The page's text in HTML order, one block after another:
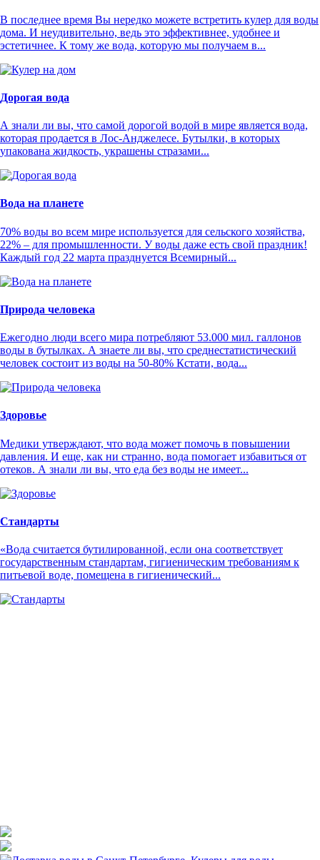
В последнее время Вы нередко можете встретить кулер для воды
дома. И неудивительно, ведь это эффективнее, удобнее и
эстетичнее. К тому же вода, которую мы получаем в...
Дорогая вода
А знали ли вы, что самой дорогой водой в мире является вода,
которая продается в Лос-Анджелесе. Бутылки, в которых
упакована жидкость, украшены стразами...
Вода на планете
70% воды во всем мире используется для сельского хозяйства,
22% – для промышленности. У воды даже есть свой праздник!
Каждый год 22 марта празднуется Всемирный...
Природа человека
Ежегодно люди всего мира потребляют 53.000 мил. галлонов
воды в бутылках. А знаете ли вы, что среднестатистический
человек состоит из воды на 50-80% Кстати, вода...
Здоровье
Медики утверждают, что вода может помочь в повышении
давления. И еще, как ни странно, вода помогает избавиться от
отеков. А знали ли вы, что еда без воды не имеет...
Стандарты
«Вода считается бутилированной, если она соответствует
государственным стандартам, гигиеническим требованиям к
питьевой воде, помещена в гигиенический...